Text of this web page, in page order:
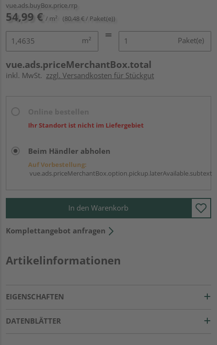
vue.ads.buyBox.price.rrp
54,99 € / m² (80,48 € / Paket(e))
m² Paket(e)
vue.ads.priceMerchantBox.total
inkl. MwSt. zzgl. Versandkosten für Stückgut
Ihr Standort ist nicht im Liefergebiet
Beim Händler abholen
Auf Vorbestellung:
vue.ads.priceMerchantBox.option.pickup.laterAvailable.subtext
In den Warenkorb
Komplettangebot anfragen
Artikelinformationen
EIGENSCHAFTEN
DATENBLÄTTER